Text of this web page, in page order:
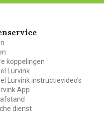
koppelingen
Lurvink
Lurvink instructievideo's
App
dienst